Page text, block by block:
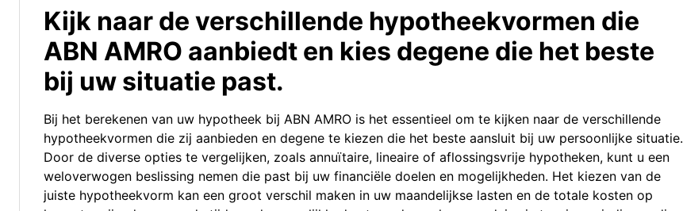
Kijk naar de verschillende hypotheekvormen die
ABN AMRO aanbiedt en kies degene die het beste
bij uw situatie past.
Bij het berekenen van uw hypotheek bij ABN AMRO is het essentieel om te kijken naar de verschillende
hypotheekvormen die zij aanbieden en degene te kiezen die het beste aansluit bij uw persoonlijke situatie.
Door de diverse opties te vergelijken, zoals annuïtaire, lineaire of aflossingsvrije hypotheken, kunt u een
weloverwogen beslissing nemen die past bij uw financiële doelen en mogelijkheden. Het kiezen van de
juiste hypotheekvorm kan een groot verschil maken in uw maandelijkse lasten en de totale kosten op